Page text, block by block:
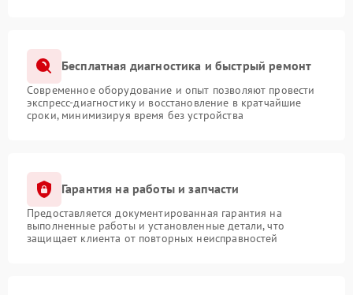
Бесплатная диагностика и быстрый ремонт
Современное оборудование и опыт позволяют провести
экспресс-диагностику и восстановление в кратчайшие
сроки, минимизируя время без устройства
Гарантия на работы и запчасти
Предоставляется документированная гарантия на
выполненные работы и установленные детали, что
защищает клиента от повторных неисправностей